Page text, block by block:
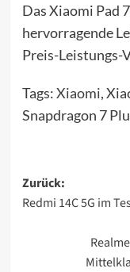
Das Xiaomi Pad
hervorragende
Preis-Leistungs-
Tags:Xiaomi,
Snapdragon 7
Zurück:
Redmi 14C 5G im